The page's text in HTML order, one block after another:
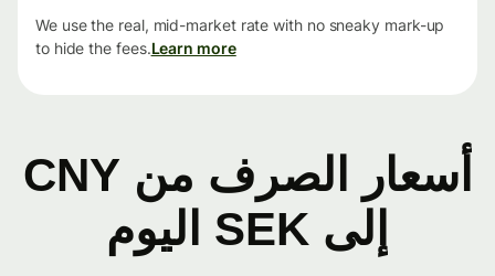
We use the real, mid-market rate with no sneaky mark-up
to hide the fees.Learn more
أسعار الصرف من CNY
إلى SEK اليوم